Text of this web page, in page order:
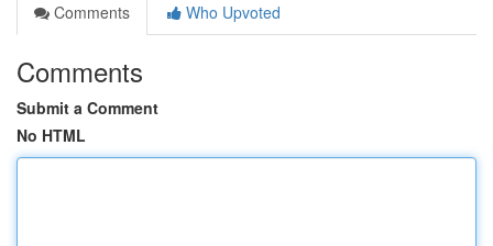
Comments
Who Upvoted
Comments
Submit a Comment
No HTML